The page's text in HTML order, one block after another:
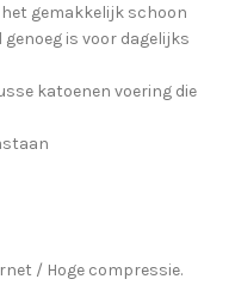
gemakkelijk schoon
is voor dagelijks
katoenen voering die
/ Hoge compressie.